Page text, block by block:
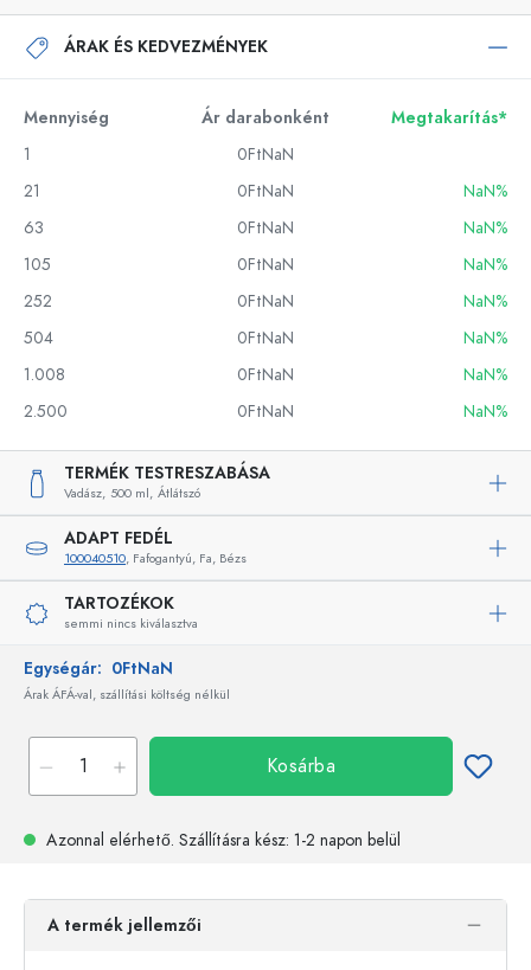
ÁRAK ÉS KEDVEZMÉNYEK
Mennyiség Ár darabonként
Megtakarítás*
1
0FtNaN
21
0FtNaN
NaN%
63
0FtNaN
NaN%
105
0FtNaN
NaN%
252
0FtNaN
NaN%
504
0FtNaN
NaN%
1.008
0FtNaN
NaN%
2.500
0FtNaN NaN%
TERMÉK TESTRESZABÁSA
Vadász, 500 ml, Átlátszó
ADAPT FEDÉL
100040510, Fafogantyú, Fa, Bézs
TARTOZÉKOK
semmi nincs kiválasztva
Egységár: 0FtNaN
Árak ÁFÁ-val, szállítási költség nélkül
Kosárba
Azonnal elérhető. Szállításra kész: 1-2 napon belül
A termék jellemzői